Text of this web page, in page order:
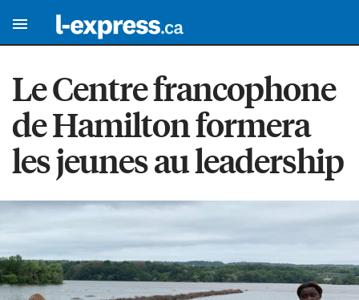
Le Centre francophone
de Hamilton formera
les jeunes au leadership